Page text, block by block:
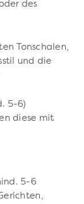
des
Tonschalen,
und die
5-6)
diese mit
5-6